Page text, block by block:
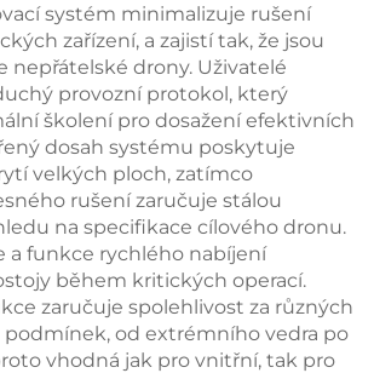
systém minimalizuje rušení
zařízení, a zajistí tak, že jsou
nepřátelské drony. Uživatelé
provozní protokol, který
školení pro dosažení efektivních
dosah systému poskytuje
velkých ploch, zatímco
rušení zaručuje stálou
na specifikace cílového dronu.
a funkce rychlého nabíjení
během kritických operací.
zaručuje spolehlivost za různých
od extrémního vedra po
vhodná jak pro vnitřní, tak pro